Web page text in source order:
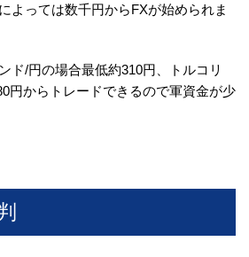
よっては数千円からFXが始められま
ド/円の場合最低約310円、トルコリ
円からトレードできるので軍資金が少